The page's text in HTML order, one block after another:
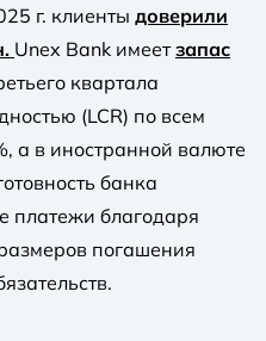
г. клиенты доверили
Unex Bank имеетзапас
квартала
(LCR) по всем
а в иностранной валюте
банка
платежи благодаря
погашения